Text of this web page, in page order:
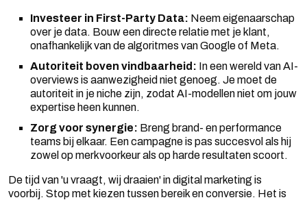
Investeer in First-Party Data: Neem eigenaarschap
over je data. Bouw een directe relatie met je klant,
onafhankelijk van de algoritmes van Google of Meta.
Autoriteit boven vindbaarheid: In een wereld van AI-
overviews is aanwezigheid niet genoeg. Je moet de
autoriteit in je niche zijn, zodat AI-modellen niet om jouw
expertise heen kunnen.
Zorg voor synergie: Breng brand- en performance
teams bij elkaar. Een campagne is pas succesvol als hij
zowel op merkvoorkeur als op harde resultaten scoort.
De tijd van 'u vraagt, wij draaien' in digital marketing is
voorbij. Stop met kiezen tussen bereik en conversie. Het is